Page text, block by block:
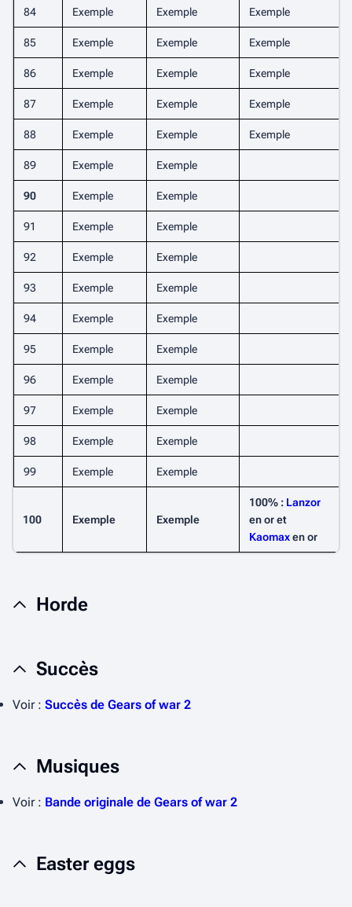
84 Exemple Exemple Exemple
85 Exemple Exemple Exemple
86 Exemple Exemple Exemple
87 Exemple Exemple Exemple
88 Exemple Exemple Exemple
89 Exemple Exemple
90 Exemple Exemple
91 Exemple Exemple
92 Exemple Exemple
93 Exemple Exemple
94 Exemple Exemple
95 Exemple Exemple
96 Exemple Exemple
97 Exemple Exemple
98 Exemple Exemple
99 Exemple Exemple
100 Exemple Exemple
100% : Lanzor
en or et
Kaomaxen or
Horde
Succès
Voir : Succès de Gears of war 2
Musiques
Voir : Bande originale de Gears of war 2
Easter eggs